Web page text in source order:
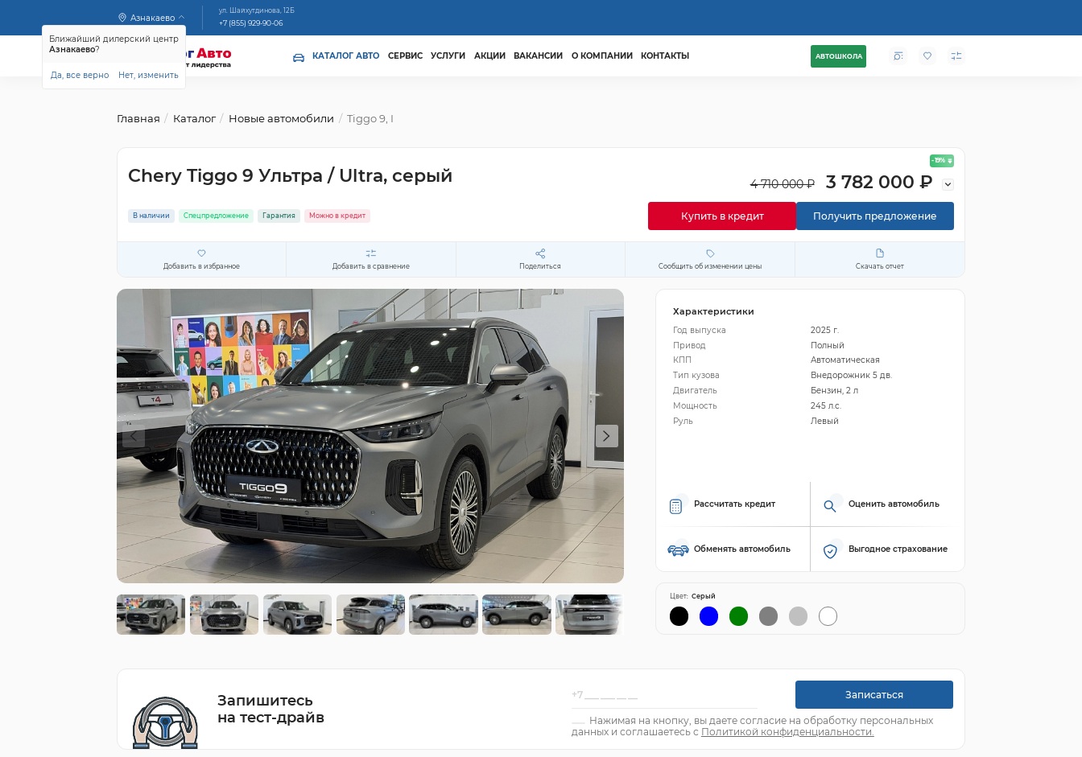
Азнакаево
Ближайший дилерский центр
Азнакаево?
Да, все верно Нет, изменить
ул. Шайхутдинова, 12Б
+7 (855) 929-90-06
КАТАЛОГ АВТО СЕРВИС УСЛУГИ АКЦИИ ВАКАНСИИ О КОМПАНИИ КОНТАКТЫ АВТОШКОЛА
Главная Каталог Новые автомобили Tiggo 9, I
Chery Tiggo 9 Ультра / Ultra, серый
- 19%
4 710 000 ₽ 3 782 000 ₽
В наличии Спецпредложение Гарантия Можно в кредит Купить в кредит Получить предложение
Добавить в избранное Добавить в сравнение Поделиться Сообщить об изменении цены Скачать отчет
Характеристики
Год выпуска
2025 г.
Привод
Полный
КПП
Автоматическая
Тип кузова
Внедорожник 5 дв.
Двигатель
Бензин, 2 л
Мощность
245 л.с.
Руль
Левый
Рассчитать кредит Оценить автомобиль
Обменять автомобиль Выгодное страхование
Цвет: Серый
Запишитесь
на тест-драйв
Записаться
Нажимая на кнопку, вы даете согласие на обработку персональных
данных и соглашаетесь с Политикой конфиденциальности.